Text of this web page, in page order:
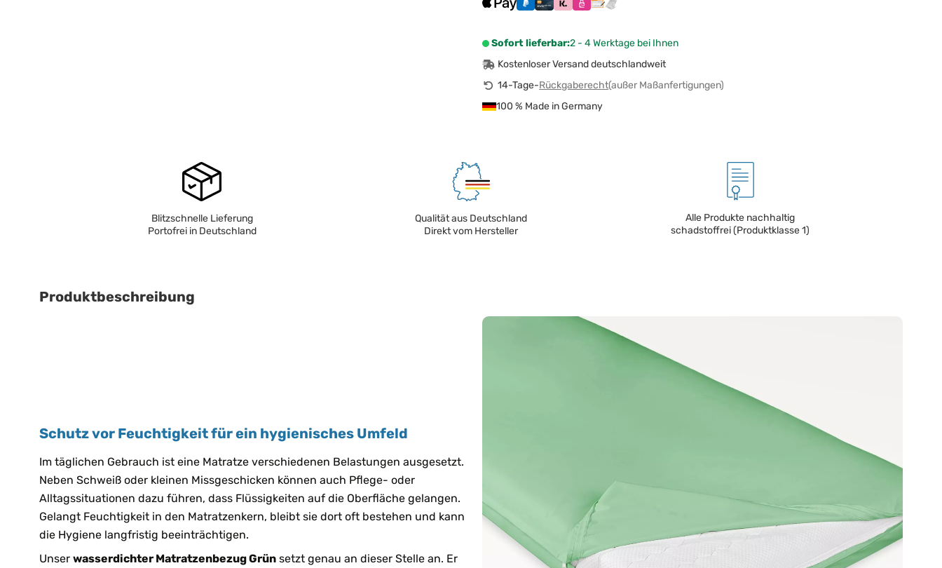
Sofort lieferbar:2 - 4 Werktage bei Ihnen
Kostenloser Versand deutschlandweit
14-Tage-Rückgaberecht(außer Maßanfertigungen)
100 % Made in Germany
Blitzschnelle Lieferung
Portofrei in Deutschland
Qualität aus Deutschland
Direkt vom Hersteller
Alle Produkte nachhaltig
schadstoffrei (Produktklasse 1)
Produktbeschreibung
Schutz vor Feuchtigkeit für ein hygienisches Umfeld
Im täglichen Gebrauch ist eine Matratze verschiedenen Belastungen ausgesetzt.
Neben Schweiß oder kleinen Missgeschicken können auch Pflege- oder
Alltagssituationen dazu führen, dass Flüssigkeiten auf die Oberfläche gelangen.
Gelangt Feuchtigkeit in den Matratzenkern, bleibt sie dort oft bestehen und kann
die Hygiene langfristig beeinträchtigen.
Unser wasserdichter Matratzenbezug Grün setzt genau an dieser Stelle an. Er